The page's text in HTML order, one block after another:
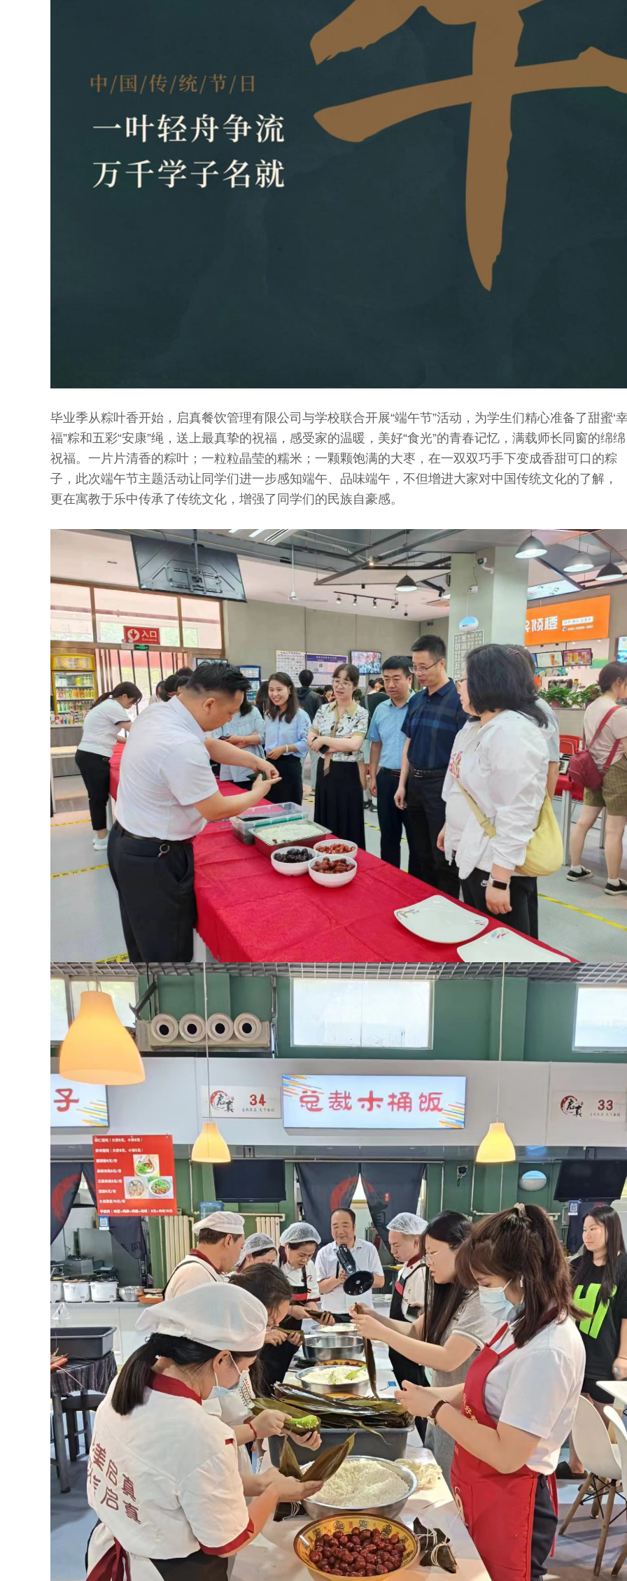
毕业季从粽叶香开始，启真餐饮管理有限公司与学校联合开展“端午节”活动，为学生们精心准备了甜蜜‘
福”粽和五彩“安康”绳，送上最真挚的祝福，感受家的温暖，美好“食光”的青春记忆，满载师长同窗的绵绵
祝福。一片片清香的粽叶；一粒粒晶莹的糯米；一颗颗饱满的大枣，在一双双巧手下变成香甜可口的粽
子，此次端午节主题活动让同学们进一步感知端午、品味端午，不但增进大家对中国传统文化的了解，
更在寓教于乐中传承了传统文化，增强了同学们的民族自豪感。